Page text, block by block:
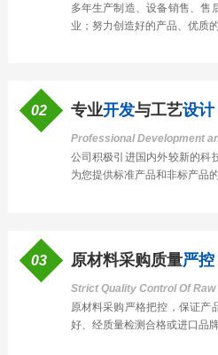
多年生产制造、设备销售、售
业；努力创造好的产品、优质
02 专业开发与工艺设计
Professional Development
公司积极引进国内外较新的科
为您提供标准产品和非标产品
03 原材料采购质量严控
Strict Quality Control Of
原材料采购严格把控，保证产
好、经质量检测合格或进口品牌